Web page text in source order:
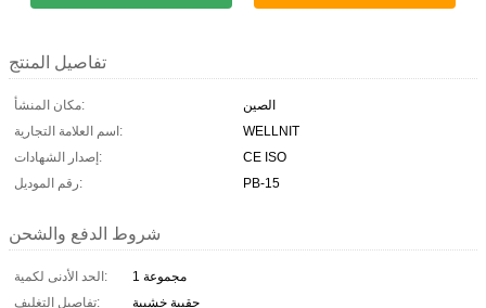
تفاصيل المنتج
مكان المنشأ:
الصين
اسم العلامة التجارية:
WELLNIT
إصدار الشهادات:
CE ISO
رقم الموديل:
PB-15
شروط الدفع والشحن
الحد الأدنى لكمية:
1 مجموعة
تفاصيل التغليف:
حقيبة خشبية